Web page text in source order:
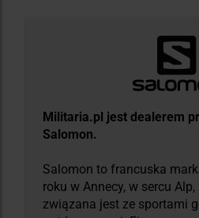
Militaria.pl jest dealerem
Salomon.
Salomon to francuska
roku w Annecy, w sercu
związana jest ze sportami